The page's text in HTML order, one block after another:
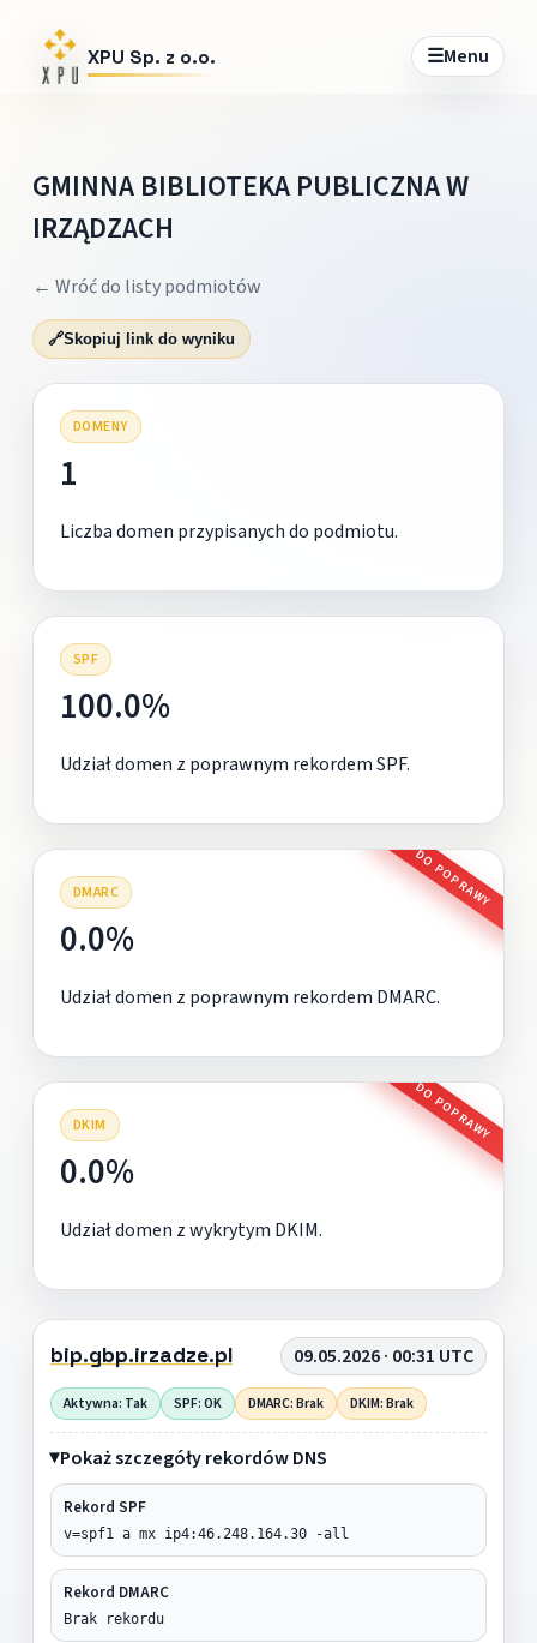
XPU Sp. z o.o. ☰Menu
GMINNA BIBLIOTEKA PUBLICZNA W
IRZĄDZACH
← Wróć do listy podmiotów
🔗Skopiuj link do wyniku
DOMENY
1
Liczba domen przypisanych do podmiotu.
SPF
100.0%
Udział domen z poprawnym rekordem SPF.
DMARC DO POPRAWY
0.0%
Udział domen z poprawnym rekordem DMARC.
DKIM DO POPRAWY
0.0%
Udział domen z wykrytym DKIM.
bip.gbp.irzadze.pl 09.05.2026 · 00:31 UTC
Aktywna: Tak SPF: OK DMARC: Brak DKIM: Brak
Pokaż szczegóły rekordów DNS
Rekord SPF
v=spf1 a mx ip4:46.248.164.30 -all
Rekord DMARC
Brak rekordu